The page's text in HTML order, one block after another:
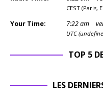
CEST (Paris,
Your Time: 7:22am
UTC
TOP 5
LES